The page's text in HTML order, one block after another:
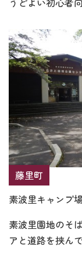
藤里町
素波里キャンプ
素波里園地のそ
アと道路を挟ん